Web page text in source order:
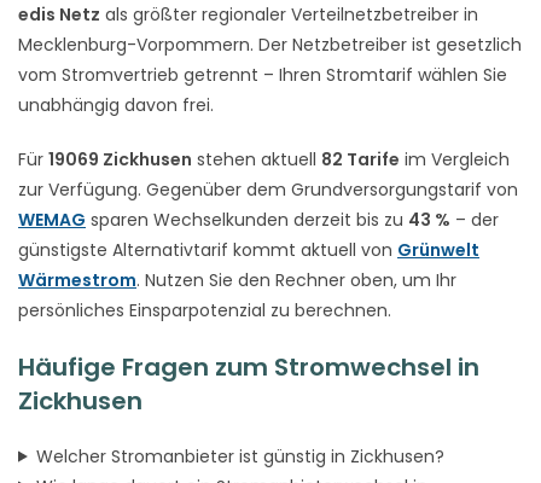
edis Netz als größter regionaler Verteilnetzbetreiber in
Mecklenburg-Vorpommern. Der Netzbetreiber ist gesetzlich
vom Stromvertrieb getrennt – Ihren Stromtarif wählen Sie
unabhängig davon frei.
Für 19069 Zickhusen stehen aktuell 82 Tarife im Vergleich
zur Verfügung. Gegenüber dem Grundversorgungstarif von
WEMAG sparen Wechselkunden derzeit bis zu 43 % – der
günstigste Alternativtarif kommt aktuell von Grünwelt
Wärmestrom. Nutzen Sie den Rechner oben, um Ihr
persönliches Einsparpotenzial zu berechnen.
Häufige Fragen zum Stromwechsel in
Zickhusen
Welcher Stromanbieter ist günstig in Zickhusen?